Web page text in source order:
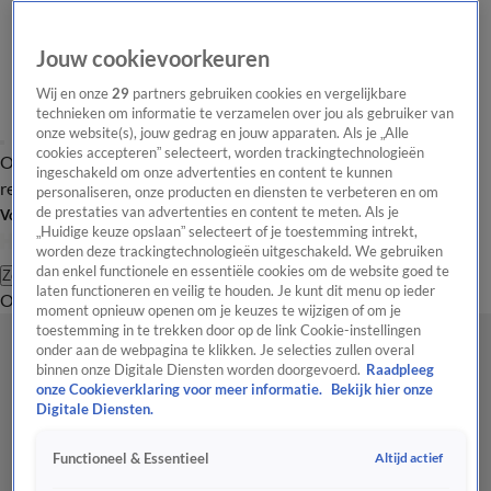
Overzicht Laatste nieuws Regionieuws Het beste van Hart
Tip de
redactie
Volg Hart van Nederland
Zoeken
OverzichtRegioUitzendingenWeerTip de redactiePanelVideo's
Jouw cookievoorkeuren
Wij en onze29 partners gebruiken cookies en vergelijkbare
technieken om informatie te verzamelen over jou als gebruiker van
onze website(s), jouw gedrag en jouw apparaten. Als je „Alle
cookies accepteren” selecteert, worden trackingtechnologieën
ingeschakeld om onze advertenties en content te kunnen
personaliseren, onze producten en diensten te verbeteren en om
de prestaties van advertenties en content te meten. Als je
„Huidige keuze opslaan” selecteert of je toestemming intrekt,
worden deze trackingtechnologieën uitgeschakeld. We gebruiken
dan enkel functionele en essentiële cookies om de website goed te
laten functioneren en veilig te houden. Je kunt dit menu op ieder
moment opnieuw openen om je keuzes te wijzigen of om je
toestemming in te trekken door op de link Cookie-instellingen
onder aan de webpagina te klikken. Je selecties zullen overal
binnen onze Digitale Diensten worden doorgevoerd. Raadpleeg
onze Cookieverklaring voor meer informatie.
Bekijk hier onze
Digitale Diensten.
Functioneel & Essentieel Altijd actief